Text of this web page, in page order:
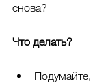
снова?
Что делать?
Подумайте,